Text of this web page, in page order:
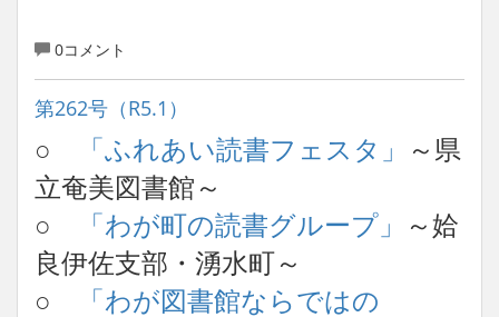
0コメント
第262号（R5.1）
○ 「ふれあい読書フェスタ」 ～県
立奄美図書館～
○
「わが町の読書グループ」 ～姶
良伊佐支部・湧水町～
○
「わが図書館ならではの